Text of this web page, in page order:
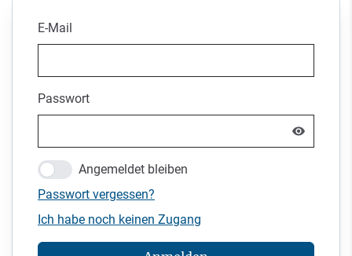
E-Mail
Passwort
Angemeldet bleiben
Passwort vergessen?
Ich habe noch keinen Zugang